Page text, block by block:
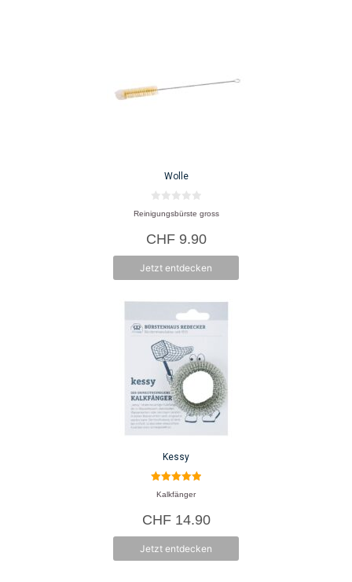
Wolle
0
v
n
5
Reinigungsbürste gross
CHF9.90
Jetzt entdecken
Kessy
5.00
von 5
Kalkfänger
CHF14.90
Jetzt entdecken